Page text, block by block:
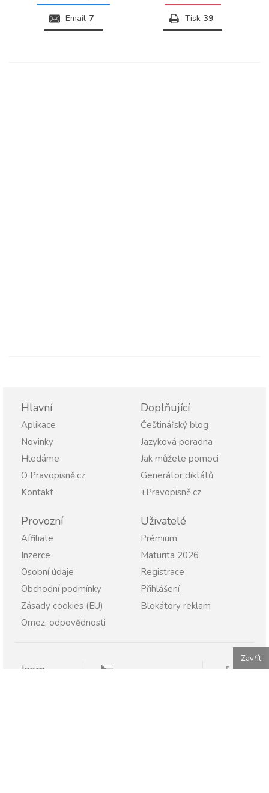
Email 7 Tisk 39
Hlavní
Aplikace
Novinky
Hledáme
O Pravopisně.cz
Kontakt
Doplňující
Češtinářský blog
Jazyková poradna
Jak můžete pomoci
Generátor diktátů
+Pravopisně.cz
Provozní
Affiliate
Inzerce
Osobní údaje
Obchodní podmínky
Zásady cookies (EU)
Omez. odpovědnosti
Uživatelé
Prémium
Maturita 2026
Registrace
Přihlášení
Blokátory reklam
Jsem
Zavřít